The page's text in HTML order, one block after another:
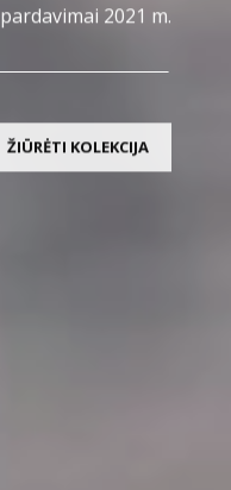
2021 m.
ŽIŪRĖTI KOLEKCIJA